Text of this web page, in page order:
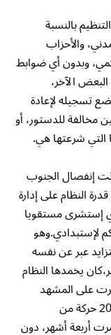
بالنسبة
والأحزاب
وبدون أي ضوابط
الآخر،
تسجيله لإعادة
مخالفة للدستور، أو
التي شرعتها هي.
إنفصال الجنوب
النظام على إدارة
إستشرى مستقويا
لإستبدادي.وهو
عبر عن نفسه
يخمدها النظام
على المشهد
السوداني بدءً من ديسمبر 20018 حركة من
أربعة أشهر، دون